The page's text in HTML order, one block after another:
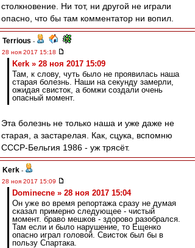
столкновение. Ни тот, ни другой не играли
опасно, что бы там комментатор ни вопил.
Terrious -
28 ноя 2017 15:18
Kerk » 28 ноя 2017 15:09
Там, к слову, чуть было не проявилась наша
старая болезнь. Наши на секунду замерли,
ожидая свисток, а бомжи создали очень
опасный момент.
Эта болезнь не только наша и уже даже не
старая, а застарелая. Как, сцука, вспомню
СССР-Бельгия 1986 - уж трясёт.
Kerk -
28 ноя 2017 15:09
Dominecne » 28 ноя 2017 15:04
Он уже во время репортажа сразу не думая
сказал примерно следующее - чистый
момент. браво мешков - здорово разобрался.
Там если и было нарушение, то Ещенко
опасно играл головой. Свисток был бы в
пользу Спартака.